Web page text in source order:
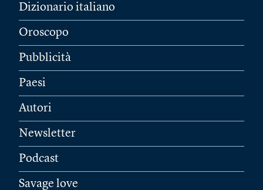
Dizionario italiano
Oroscopo
Pubblicità
Paesi
Autori
Newsletter
Podcast
Savage love